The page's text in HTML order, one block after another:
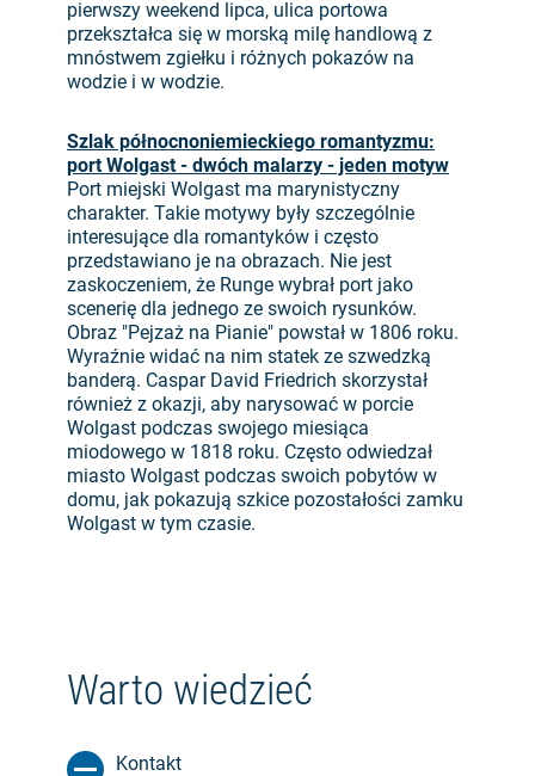
pierwszy weekend lipca, ulica portowa
przekształca się w morską milę handlową z
mnóstwem zgiełku i różnych pokazów na
wodzie i w wodzie.
Szlak północnoniemieckiego romantyzmu:
port Wolgast - dwóch malarzy - jeden motyw
Port miejski Wolgast ma marynistyczny
charakter. Takie motywy były szczególnie
interesujące dla romantyków i często
przedstawiano je na obrazach. Nie jest
zaskoczeniem, że Runge wybrał port jako
scenerię dla jednego ze swoich rysunków.
Obraz "Pejzaż na Pianie" powstał w 1806 roku.
Wyraźnie widać na nim statek ze szwedzką
banderą. Caspar David Friedrich skorzystał
również z okazji, aby narysować w porcie
Wolgast podczas swojego miesiąca
miodowego w 1818 roku. Często odwiedzał
miasto Wolgast podczas swoich pobytów w
domu, jak pokazują szkice pozostałości zamku
Wolgast w tym czasie.
Warto wiedzieć
Kontakt